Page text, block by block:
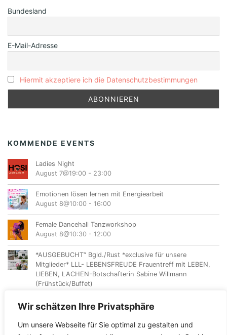
Wir schätzen Ihre Privatsphäre
Um unsere Webseite für Sie optimal zu gestalten und
Bundesland
E-Mail-Adresse
Hiermit akzeptiere ich die Datenschutzbestimmungen
KOMMENDE EVENTS
Ladies Night
August 7@19:00 - 23:00
Emotionen lösen lernen mit Energiearbeit
August 8@10:00 - 16:00
Female Dancehall Tanzworkshop
August 8@10:30 - 12:00
*AUSGEBUCHT“ Bgld./Rust *exclusive für unsere
Mitglieder* LLL- LEBENSFREUDE Frauentreff mit LEBEN,
LIEBEN, LACHEN-Botschafterin Sabine Willmann
(Frühstück/Buffet)